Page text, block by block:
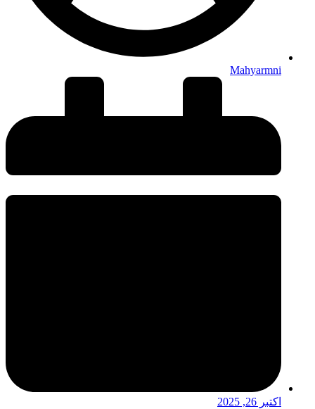
Mahyarmni
اکتبر 26, 2025